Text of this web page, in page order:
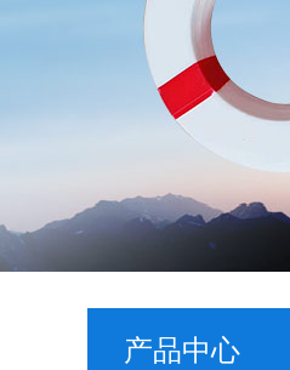
产品中心